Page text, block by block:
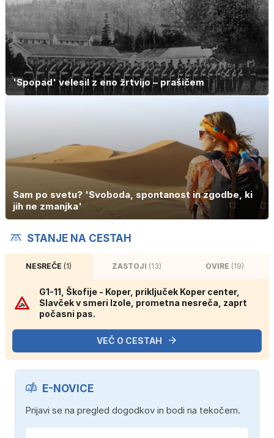
'Spopad' velesil z eno žrtvijo – prašičem
Sam po svetu? 'Svoboda, spontanost in zgodbe, ki
jih ne zmanjka'
STANJE NA CESTAH
NESREČE(1) ZASTOJI (13) OVIRE (19)
G1-11, Škofije - Koper, priključek Koper center,
Slavček v smeri Izole, prometna nesreča, zaprt
počasni pas.
VEČ O CESTAH
E-NOVICE
Prijavi se na pregled dogodkov in bodi na tekočem.